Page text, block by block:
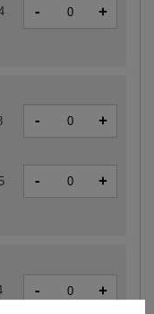
- +
- +
- +
- +